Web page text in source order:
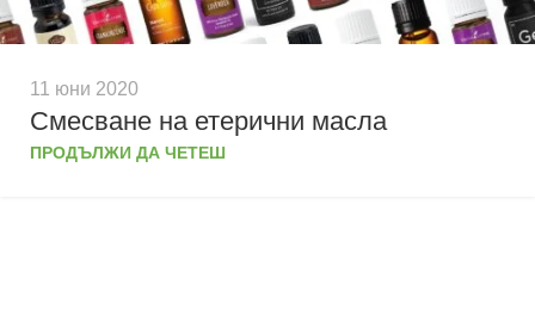
11 юни 2020
Смесване на етерични масла
ПРОДЪЛЖИ ДА ЧЕТЕШ